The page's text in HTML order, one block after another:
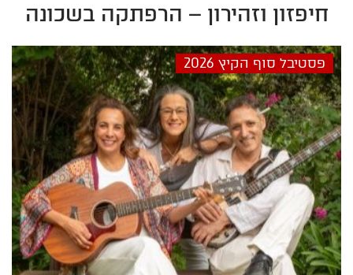
חיפזון וזהירון – הרפתקה בשכונה
פסטיבל סוף הקיץ 2026